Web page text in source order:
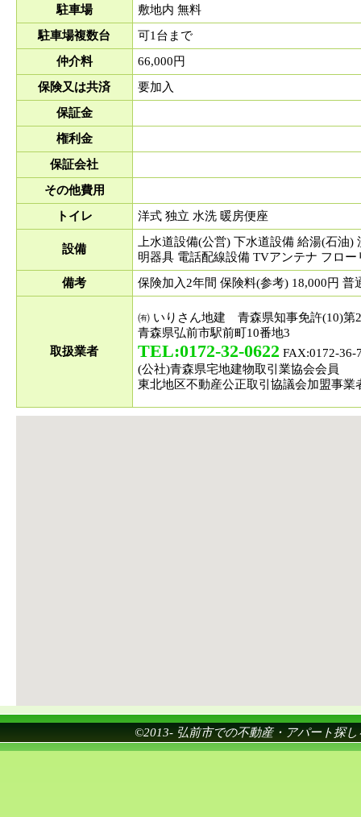
駐車場
敷地内 無料
駐車場複数台
可1台まで
仲介料
66,000円
保険又は共済
要加入
保証金
権利金
保証会社
その他費用
トイレ
洋式 独立 水洗 暖房便座
設備
上水道設備(公営) 下水道設備 給湯(石油
明器具 電話配線設備 TVアンテナ フロー
備考
保険加入2年間 保険料(参考) 18,000円
取扱業者
㈲ いりさん地建 青森県知事免許(10)第
青森県弘前市駅前町10番地3
TEL:0172-32-0622 FAX:0172-36-
(公社)青森県宅地建物取引業協会会員
東北地区不動産公正取引協議会加盟事業
©2013- 弘前市での不動産・アパート探し